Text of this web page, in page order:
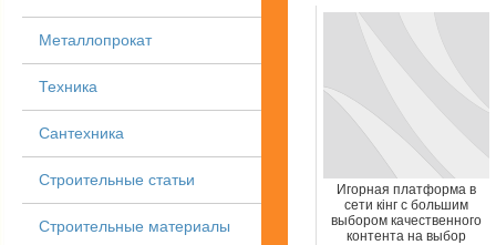
Металлопрокат
Техника
Сантехника
Строительные статьи
Строительные материалы
Игорная платформа в
сети кінг с большим
выбором качественного
контента на выбор